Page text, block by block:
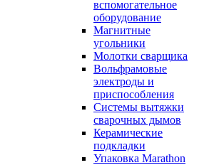
вспомогательное
оборудование
Магнитные
угольники
Молотки сварщика
Вольфрамовые
электроды и
приспособления
Системы вытяжки
сварочных дымов
Керамические
подкладки
Упаковка Marathon